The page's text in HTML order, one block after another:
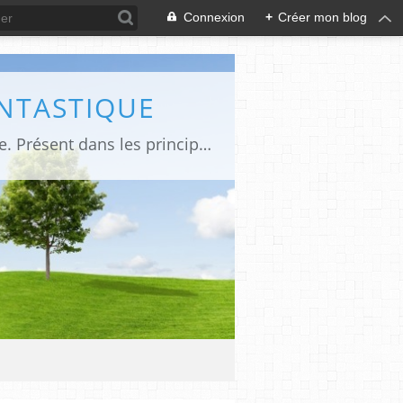
Connexion + Créer mon blog
Site sur toute la culture des genres de l'imaginaire: BD, Cinéma, Livre, Jeux, Théâtre. Présent dans les principaux festivals de film fantastique e de science-fiction, salons et conventions.